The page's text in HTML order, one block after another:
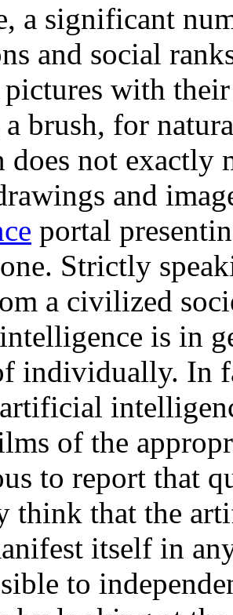
a significant
and social
with
brush, for
not exactly
and
portal
Strictly
a civilized
is in
individually. In
of the
to report that
think that the
itself in
to